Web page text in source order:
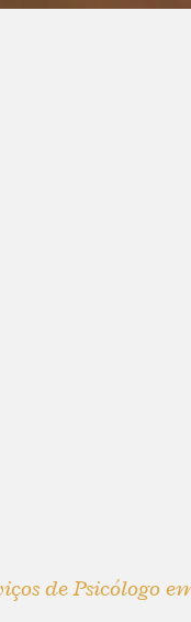
de Psicólogo